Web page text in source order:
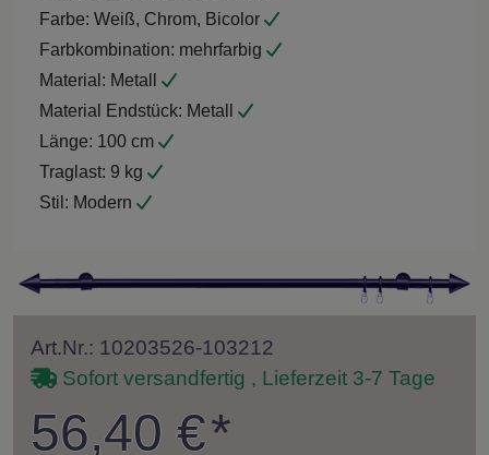
Farbe: Weiß, Chrom, Bicolor
Farbkombination: mehrfarbig
Material: Metall
Material Endstück: Metall
Länge: 100 cm
Traglast: 9 kg
Stil: Modern
Art.Nr.: 10203526-103212
Sofort versandfertig , Lieferzeit 3-7 Tage
56,40 €*